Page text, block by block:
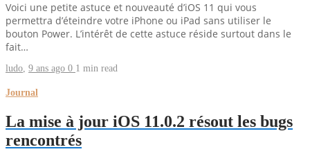
Voici une petite astuce et nouveauté d’iOS 11 qui vous
permettra d’éteindre votre iPhone ou iPad sans utiliser le
bouton Power. L’intérêt de cette astuce réside surtout dans le
fait…
ludo, 9 ans ago 0 1 min read
Journal
La mise à jour iOS 11.0.2 résout les bugs
rencontrés